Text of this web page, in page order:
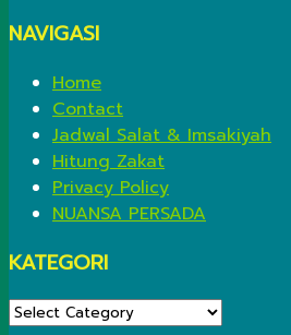
NAVIGASI
Home
Contact
Jadwal Salat & Imsakiyah
Hitung Zakat
Privacy Policy
NUANSA PERSADA
KATEGORI
KATEGORI